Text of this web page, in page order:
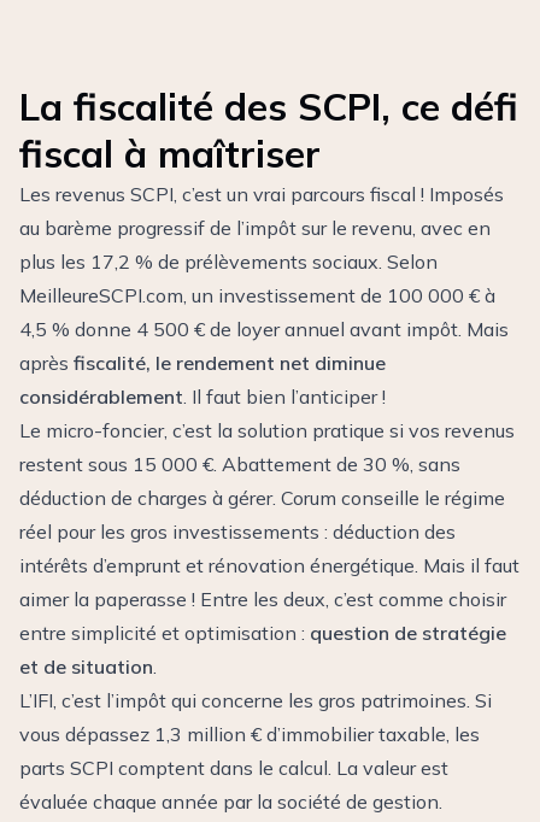
La fiscalité des SCPI, ce défi
fiscal à maîtriser
Les revenus SCPI, c’est un vrai parcours fiscal ! Imposés
au barème progressif de l’impôt sur le revenu, avec en
plus les 17,2 % de prélèvements sociaux. Selon
MeilleureSCPI.com, un investissement de 100 000 € à
4,5 % donne 4 500 € de loyer annuel avant impôt. Mais
après fiscalité, le rendement net diminue
considérablement. Il faut bien l’anticiper !
Le micro-foncier, c’est la solution pratique si vos revenus
restent sous 15 000 €. Abattement de 30 %, sans
déduction de charges à gérer. Corum conseille le régime
réel pour les gros investissements : déduction des
intérêts d’emprunt et rénovation énergétique. Mais il faut
aimer la paperasse ! Entre les deux, c’est comme choisir
entre simplicité et optimisation : question de stratégie
et de situation.
L’IFI, c’est l’impôt qui concerne les gros patrimoines. Si
vous dépassez 1,3 million € d’immobilier taxable, les
parts SCPI comptent dans le calcul. La valeur est
évaluée chaque année par la société de gestion.